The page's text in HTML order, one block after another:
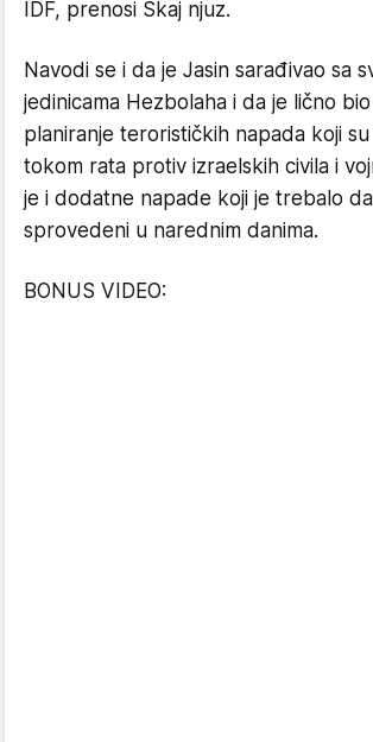
IDF, prenosi Skaj njuz.
Navodi se i da je Jasin sarađivao sa
jedinicama Hezbolaha i da je lično
planiranje terorističkih napada koji
tokom rata protiv izraelskih civila i
je i dodatne napade koji je trebalo
sprovedeni u narednim danima.
BONUS VIDEO: